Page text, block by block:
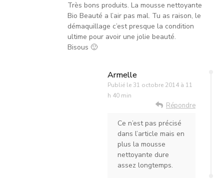
Très bons produits. La mousse nettoyante
Bio Beauté a l’air pas mal. Tu as raison, le
démaquillage c’est presque la condition
ultime pour avoir une jolie beauté.
Bisous 🙂
Armelle
Publié le 31 octobre 2014 à 11
h 40 min
Répondre
Ce n’est pas précisé
dans l’article mais en
plus la mousse
nettoyante dure
assez longtemps.